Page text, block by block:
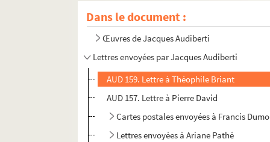
Dans le document :
Œuvres de Jacques Audiberti
Lettres envoyées par Jacques Audiberti
AUD 159. Lettre à Théophile Briant
AUD 157. Lettre à Pierre David
Cartes postales envoyées à Francis
Lettres envoyées à Ariane Pathé